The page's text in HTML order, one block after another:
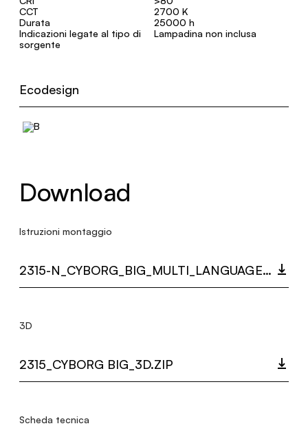
CCT
2700 K
Durata
25000 h
Indicazioni legate al tipo di
sorgente
Lampadina non inclusa
Ecodesign
Download
Istruzioni montaggio
2315-N_CYBORG_BIG_MULTI_LANGUAGE_9513_INST.PDF
3D
2315_CYBORG BIG_3D.ZIP
Scheda tecnica